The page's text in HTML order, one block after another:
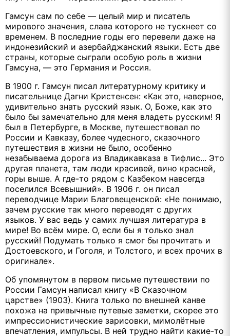
Гамсун сам по себе — целый мир и писатель
мирового значения, слава которого не тускнеет со
временем. В последние годы его перевели даже на
индонезийский и азербайджанский языки. Есть две
страны, которые сыграли особую роль в жизни
Гамсуна, — это Германия и Россия.
В 1900 г. Гамсун писал литературному критику и
писательнице Дагни Кристенсен: «Как это, наверное,
удивительно знать русский язык. О, Боже, как это
было бы замечательно для меня владеть русским! Я
был в Петербурге, в Москве, путешествовал по
России и Кавказу, более чудесного, сказочного
путешествия в жизни не было, особенно
незабываема дорога из Владикавказа в Тифлис... Это
другая планета, там люди красивей, вино красней,
горы выше. А где-то рядом с Казбеком навсегда
поселился Всевышний». В 1906 г. он писал
переводчице Марии Благовещенской: «Не понимаю,
зачем русские так много переводят с других
языков. У вас ведь у самих лучшая литература в
мире! Во всём мире. О, если бы я только знал
русский! Подумать только я смог бы прочитать и
Достоевского, и Гоголя, и Толстого, и всех прочих в
оригинале».
Об упомянутом в первом письме путешествии по
России Гамсун написал книгу «В Сказочном
царстве» (1903). Книга только по внешней канве
похожа на привычные путевые заметки, скорее это
импрессионистические зарисовки, мимолётные
впечатления, импульсы. В ней трудно найти какие-то